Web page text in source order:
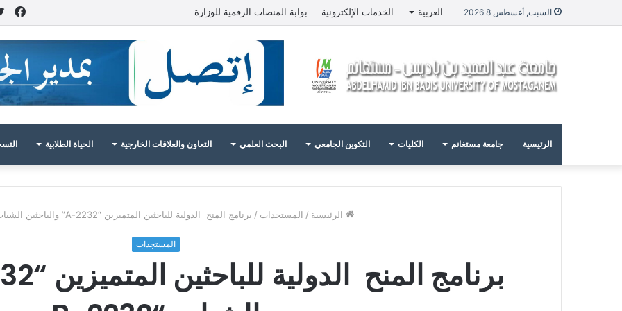
السبت, أغسطس 8 2026 العربية الخدمات الإلكترونية بوابة المنصات الرقمية للوزارة
الرئيسية جامعة مستغانم الكليات التكوين الجامعي البحث العلمي التعاون والعلاقات الخارجية الحياة الطلابية
الرئيسية / المستجدات / برنامج المنح الدولية للباحثين المتميزين “2232-A” والباحثين الشباب “B-2232
المستجدات